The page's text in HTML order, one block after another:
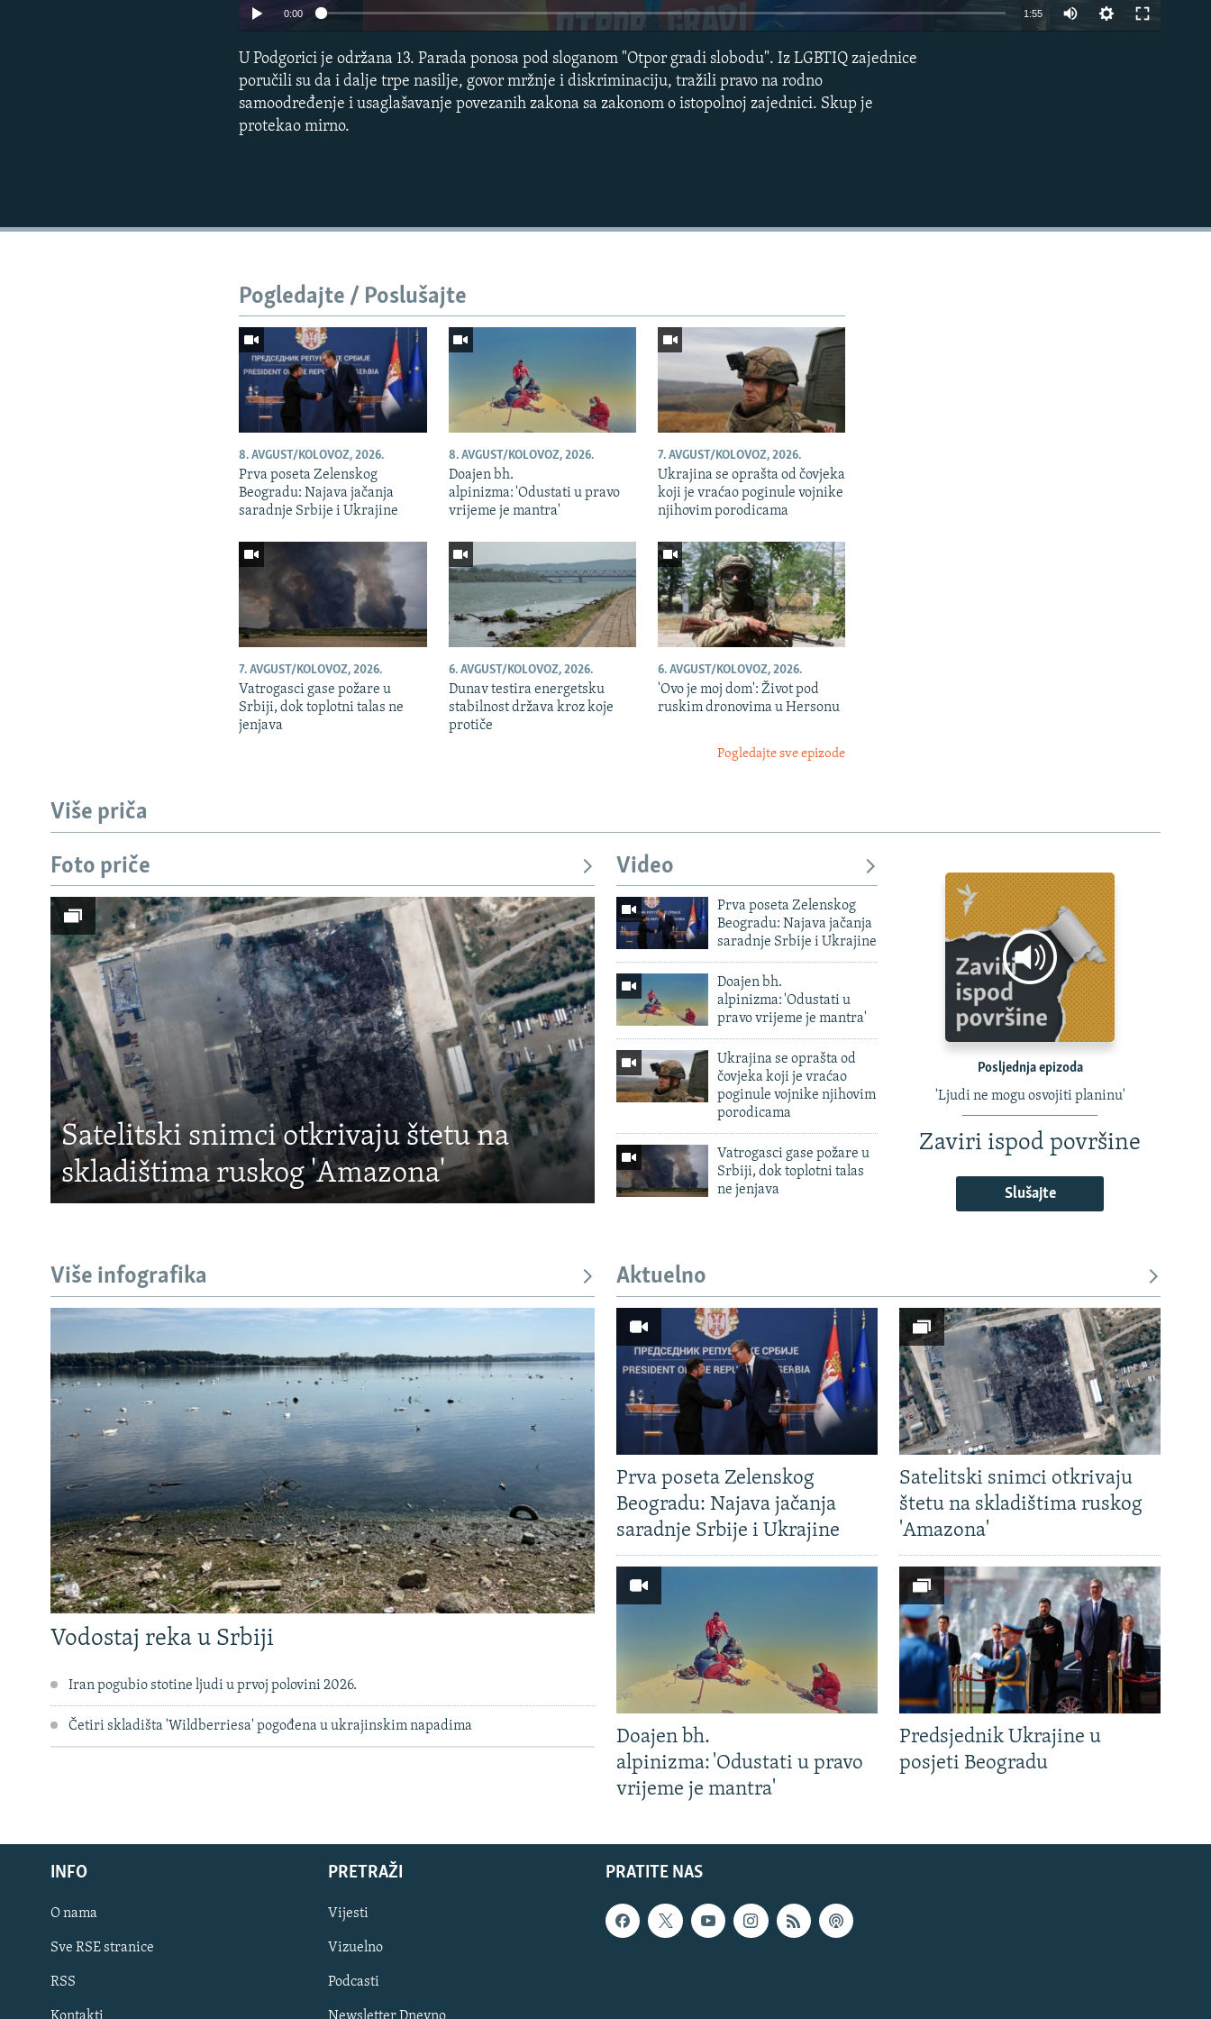
0:00 1:55
U Podgorici je održana 13. Parada ponosa pod sloganom "Otpor gradi slobodu". Iz LGBTIQ zajednice
poručili su da i dalje trpe nasilje, govor mržnje i diskriminaciju, tražili pravo na rodno
samoodređenje i usaglašavanje povezanih zakona sa zakonom o istopolnoj zajednici. Skup je
protekao mirno.
Pogledajte / Poslušajte
8. AVGUST/KOLOVOZ, 2026.
Prva poseta Zelenskog
Beogradu: Najava jačanja
saradnje Srbije i Ukrajine
8. AVGUST/KOLOVOZ, 2026.
Doajen bh.
alpinizma: 'Odustati u pravo
vrijeme je mantra'
7. AVGUST/KOLOVOZ, 2026.
Ukrajina se oprašta od čovjeka
koji je vraćao poginule vojnike
njihovim porodicama
7. AVGUST/KOLOVOZ, 2026.
Vatrogasci gase požare u
Srbiji, dok toplotni talas ne
jenjava
6. AVGUST/KOLOVOZ, 2026.
Dunav testira energetsku
stabilnost država kroz koje
protiče
6. AVGUST/KOLOVOZ, 2026.
'Ovo je moj dom': Život pod
ruskim dronovima u Hersonu
Pogledajte sve epizode
Više priča
Foto priče
Satelitski snimci otkrivaju štetu na
skladištima ruskog 'Amazona'
Video
Prva poseta Zelenskog
Beogradu: Najava jačanja
saradnje Srbije i Ukrajine
Doajen bh.
alpinizma: 'Odustati u
pravo vrijeme je mantra'
Ukrajina se oprašta od
čovjeka koji je vraćao
poginule vojnike njihovim
porodicama
Vatrogasci gase požare u
Srbiji, dok toplotni talas
ne jenjava
Posljednja epizoda
'Ljudi ne mogu osvojiti planinu'
Zaviri ispod površine
Slušajte
Više infografika
Vodostaj reka u Srbiji
Iran pogubio stotine ljudi u prvoj polovini 2026.
Četiri skladišta 'Wildberriesa' pogođena u ukrajinskim napadima
Aktuelno
Prva poseta Zelenskog
Beogradu: Najava jačanja
saradnje Srbije i Ukrajine
Satelitski snimci otkrivaju
štetu na skladištima ruskog
'Amazona'
Doajen bh.
alpinizma: 'Odustati u pravo
vrijeme je mantra'
Predsjednik Ukrajine u
posjeti Beogradu
PRATITE NAS
INFO
O nama
Sve RSE stranice
RSS
PRETRAŽI
Vijesti
Vizuelno
Podcasti